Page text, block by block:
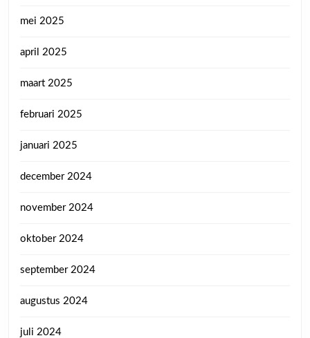
mei 2025
april 2025
maart 2025
februari 2025
januari 2025
december 2024
november 2024
oktober 2024
september 2024
augustus 2024
juli 2024